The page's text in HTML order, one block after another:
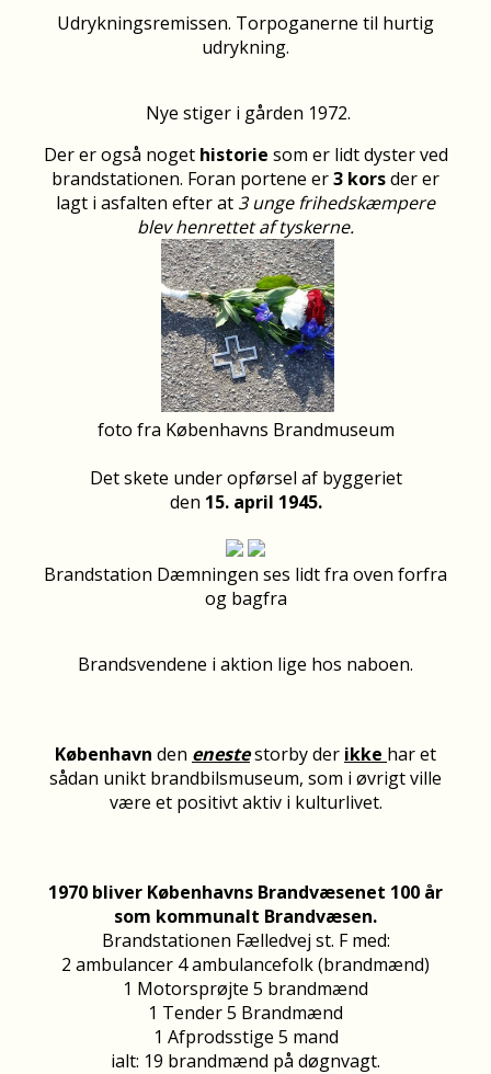
Udrykningsremissen. Torpoganerne til hurtig
udrykning.
Nye stiger i gården 1972.
Der er også noget historie som er lidt dyster ved
brandstationen. Foran portene er3 korsder er
lagt i asfalten efter at 3 unge frihedskæmpere
blev henrettetaf tyskerne.
foto fra Københavns Brandmuseum
Det skete under opførsel af byggeriet
den 15. april 1945.
Brandstation Dæmningen ses lidt fra oven forfra
og bagfra
Brandsvendene i aktion lige hos naboen.
København den enestestorby der ikke har et
sådan unikt brandbilsmuseum, som i øvrigt ville
være et positivt aktiv i kulturlivet.
1970 bliver Københavns Brandvæsenet 100 år
som kommunalt Brandvæsen.
Brandstationen Fælledvej st. F med:
2 ambulancer 4 ambulancefolk (brandmænd)
1 Motorsprøjte 5 brandmænd
1 Tender 5 Brandmænd
1 Afprodsstige 5 mand
ialt: 19 brandmænd på døgnvagt.